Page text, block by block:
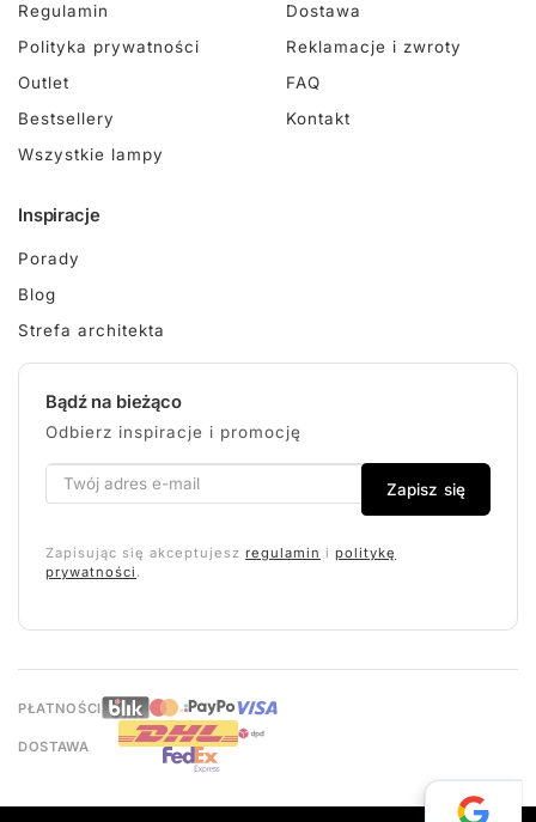
Regulamin
Polityka prywatności
Outlet
Bestsellery
Wszystkie lampy
Dostawa
Reklamacje i zwroty
FAQ
Kontakt
Inspiracje
Porady
Blog
Strefa architekta
Bądź na bieżąco
Odbierz inspiracje i promocję
Zapisz się
Zapisując się akceptujesz regulamin i politykę
prywatności .
PŁATNOŚCI
DOSTAWA